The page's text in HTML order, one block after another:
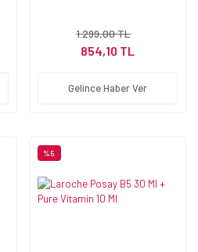
1.299,00 TL
854,10 TL
Gelince Haber Ver
%5